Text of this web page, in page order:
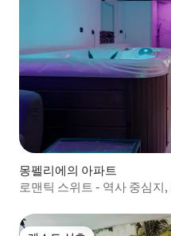
몽펠리에의 아파트
로맨틱 스위트 - 역사 중심지